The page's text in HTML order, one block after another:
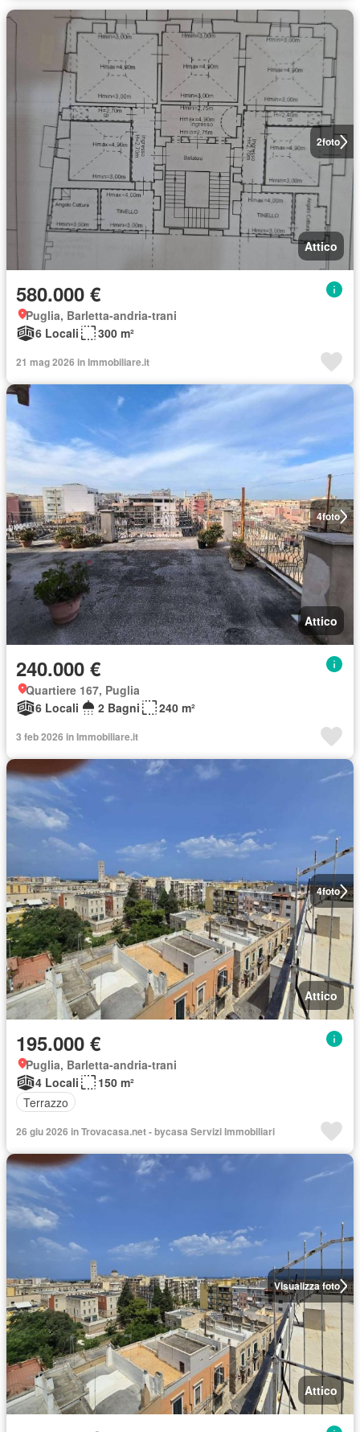
2foto
Attico
580.000 €
Puglia, Barletta-andria-trani
6 Locali
300 m²
21 mag 2026 in Immobiliare.it
4foto
Attico
240.000 €
Quartiere 167, Puglia
6 Locali
2 Bagni 240 m²
3 feb 2026 in Immobiliare.it
4foto
Attico
195.000 €
Puglia, Barletta-andria-trani
4 Locali
150 m²
Terrazzo
26 giu 2026 in Trovacasa.net - bycasa Servizi Immobiliari
Visualizza foto
Attico